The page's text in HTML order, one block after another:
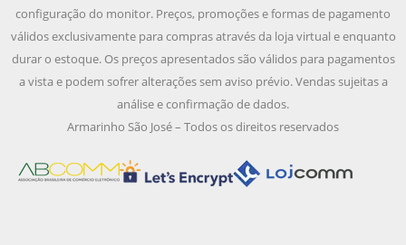
configuração do monitor. Preços, promoções e formas de pagamento
válidos exclusivamente para compras através da loja virtual e enquanto
durar o estoque. Os preços apresentados são válidos para pagamentos
a vista e podem sofrer alterações sem aviso prévio. Vendas sujeitas a
análise e confirmação de dados.
Armarinho São José – Todos os direitos reservados